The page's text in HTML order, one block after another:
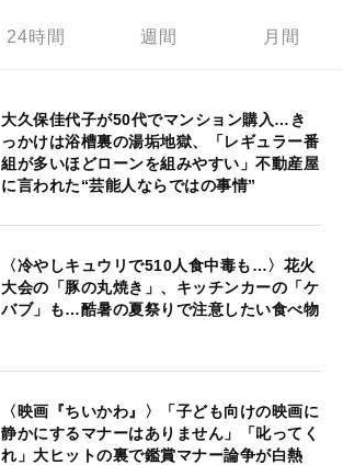
24時間 週間 月間
大久保佳代子が50代でマンション購入…き
っかけは浴槽裏の湯垢地獄、「レギュラー番
組が多いほどローンを組みやすい」不動産屋
に言われた“芸能人ならではの事情”
〈冷やしキュウリで510人食中毒も…〉花火
大会の「豚の丸焼き」、キッチンカーの「ケ
バブ」も…酷暑の夏祭りで注意したい食べ物
〈映画『ちいかわ』〉「子ども向けの映画に
静かにするマナーはありません」「叱ってく
れ」大ヒットの裏で鑑賞マナー論争が白熱